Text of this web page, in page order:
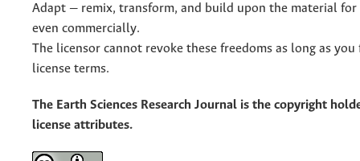
Adapt — remix, transform, and build upon the material for
even commercially.
The licensor cannot revoke these freedoms as long as
license terms.
The Earth Sciences Research Journal is the copyright
license attributes.